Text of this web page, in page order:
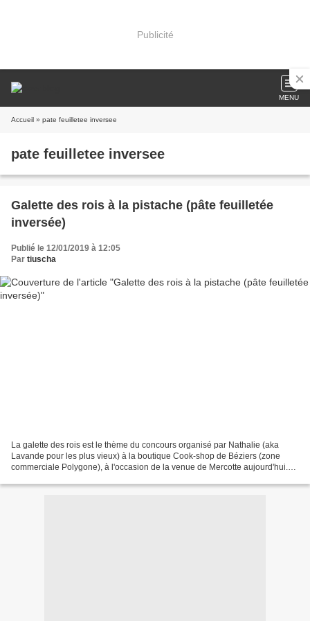
Publicité
MENU
Accueil » pate feuilletee inversee
pate feuilletee inversee
Galette des rois à la pistache (pâte feuilletée
inversée)
Publié le 12/01/2019 à 12:05
Par tiuscha
La galette des rois est le thème du concours organisé par Nathalie (aka
Lavande pour les plus vieux) à la boutique Cook-shop de Béziers (zone
commerciale Polygone), à l'occasion de la venue de Mercotte aujourd'hui.